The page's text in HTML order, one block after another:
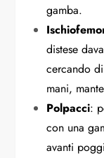
gamba.
distese
cercando
mani,
Polpacci:
con una
avanti